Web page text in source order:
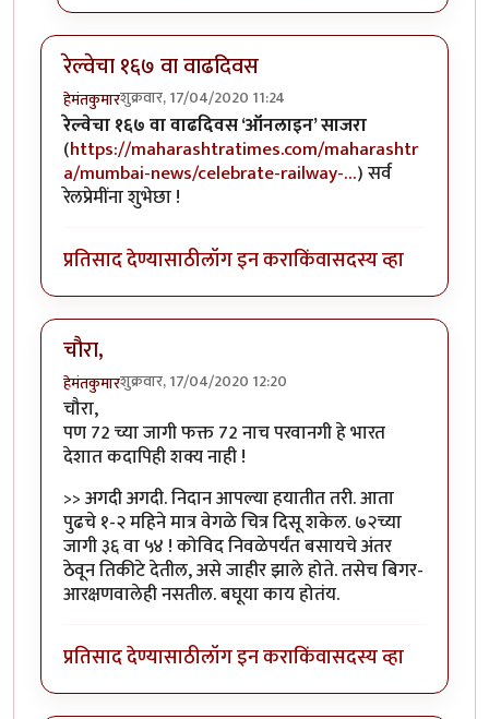
रेल्वेचा १६७ वा वाढदिवस
हेमंतकुमारशुक्रवार, 17/04/2020 11:24
रेल्वेचा १६७ वा वाढदिवस ‘ऑनलाइन’ साजरा
(https://maharashtratimes.com/maharashtr
a/mumbai-news/celebrate-railway-…) सर्व
रेलप्रेमींना शुभेछा !
प्रतिसाद देण्यासाठीलॉग इन कराकिंवासदस्य व्हा
चौरा,
हेमंतकुमारशुक्रवार, 17/04/2020 12:20
चौरा,
पण 72 च्या जागी फक्त 72 नाच परवानगी हे भारत
देशात कदापिही शक्य नाही !
>> अगदी अगदी. निदान आपल्या हयातीत तरी. आता
पुढचे १-२ महिने मात्र वेगळे चित्र दिसू शकेल. ७२च्या
जागी ३६ वा ५४ ! कोविद निवळेपर्यंत बसायचे अंतर
ठेवून तिकीटे देतील, असे जाहीर झाले होते. तसेच बिगर-
आरक्षणवालेही नसतील. बघूया काय होतंय.
प्रतिसाद देण्यासाठीलॉग इन कराकिंवासदस्य व्हा